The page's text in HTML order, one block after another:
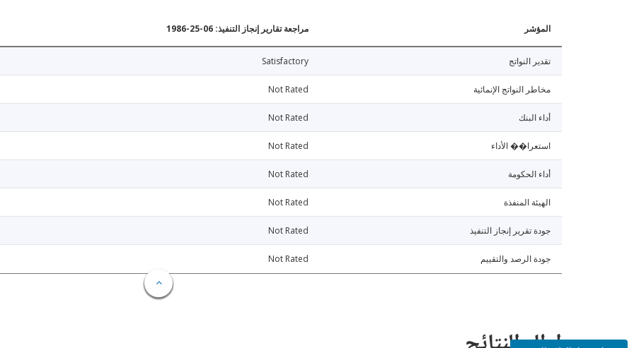
المؤشر مراجعة تقارير إنجاز التنفيذ: 06-25-1986
تقدير النواتج Satisfactory
مخاطر النواتج الإنمائية Not Rated
أداء البنك Not Rated
استعرا�� الأداء Not Rated
أداء الحكومة Not Rated
الهيئة المنفذة Not Rated
جودة تقرير إنجاز التنفيذ Not Rated
جودة الرصد والتقييم Not Rated